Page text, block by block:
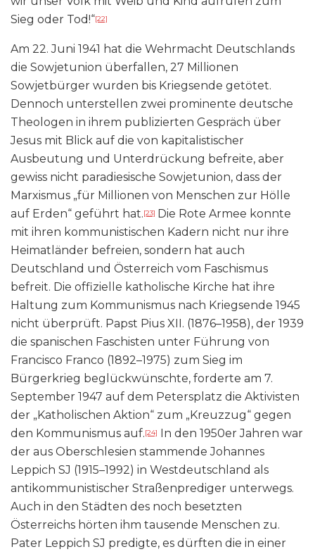
Sieg oder Tod!“[22]
Am 22. Juni 1941 hat die Wehrmacht Deutschlands
die Sowjetunion überfallen, 27 Millionen
Sowjetbürger wurden bis Kriegsende getötet.
Dennoch unterstellen zwei prominente deutsche
Theologen in ihrem publizierten Gespräch über
Jesus mit Blick auf die von kapitalistischer
Ausbeutung und Unterdrückung befreite, aber
gewiss nicht paradiesische Sowjetunion, dass der
Marxismus „für Millionen von Menschen zur Hölle
auf Erden“ geführt hat.[23] Die Rote Armee konnte
mit ihren kommunistischen Kadern nicht nur ihre
Heimatländer befreien, sondern hat auch
Deutschland und Österreich vom Faschismus
befreit. Die offizielle katholische Kirche hat ihre
Haltung zum Kommunismus nach Kriegsende 1945
nicht überprüft. Papst Pius XII. (1876–1958), der 1939
die spanischen Faschisten unter Führung von
Francisco Franco (1892–1975) zum Sieg im
Bürgerkrieg beglückwünschte, forderte am 7.
September 1947 auf dem Petersplatz die Aktivisten
der „Katholischen Aktion“ zum „Kreuzzug“ gegen
den Kommunismus auf.[24]
In den 1950er Jahren war
der aus Oberschlesien stammende Johannes
Leppich SJ (1915–1992) in Westdeutschland als
antikommunistischer Straßenprediger unterwegs.
Auch in den Städten des noch besetzten
Österreichs hörten ihm tausende Menschen zu.
Pater Leppich SJ predigte, es dürften die in einer